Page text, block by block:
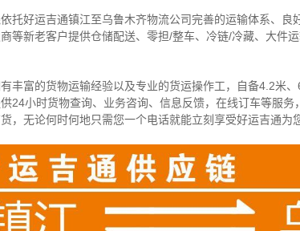
托好运吉通镇江至乌鲁木齐物流公司完善的运输体系、
等新老客户提供仓储配送、零担/整车、冷链/冷藏、大件
丰富的货物运输经验以及专业的货运操作工，自备4.2米
24小时货物查询、业务咨询、信息反馈，在线订车等服务，
，无论何时何地只需您一个电话就能立刻享受好运吉通为